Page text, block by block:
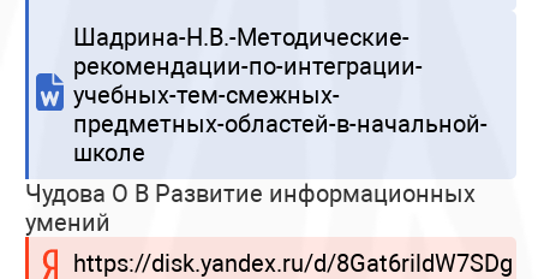
Шадрина-Н.В.-Методические-
рекомендации-по-интеграции-
учебных-тем-смежных-
предметных-областей-в-начальной-
школе
Чудова О В Развитие информационных
умений
https://disk.yandex.ru/d/8Gat6rildW7SDg